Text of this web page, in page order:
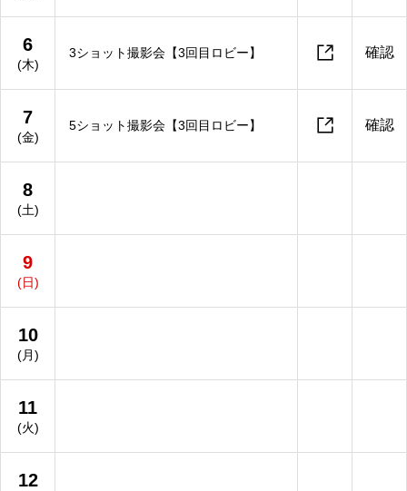
6
(木)
3ショット撮影会【3回目ロビー】  確認
7
(金)
5ショット撮影会【3回目ロビー】  確認
8
(土)
9
(日)
10
(月)
11
(火)
12